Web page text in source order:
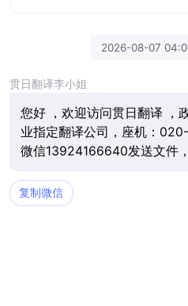
2026-08-07
贯日翻译李小姐
您好 ，欢迎访问贯日翻译 ，
业指定翻译公司，座机：
微信13924166640发送文件
复制微信